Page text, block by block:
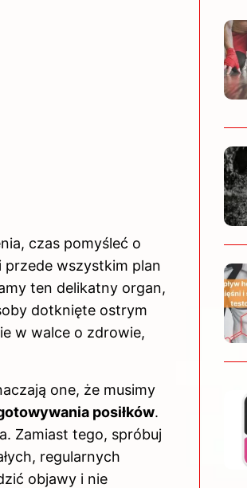
czas pomyśleć o
wszystkim plan
ten delikatny organ,
dotknięte ostrym
w walce o zdrowie,
one, że musimy
posiłków.
Zamiast tego, spróbuj
regularnych
objawy i nie